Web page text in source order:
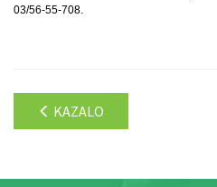
03/56-55-708.
KAZALO